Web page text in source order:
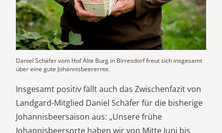
Daniel Schäfer vom Hof Alte Burg in Birresdorf freut sich insgesamt
über eine gute Johannisbeerernte.
Insgesamt positiv fällt auch das Zwischenfazit von
Landgard-Mitglied Daniel Schäfer für die bisherige
Johannisbeersaison aus: „Unsere frühe
Johannisbeersorte haben wir von Mitte Juni bis